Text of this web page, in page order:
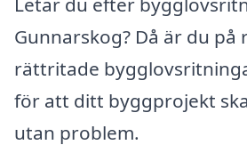
Gunnarskog? Då är du på
rättritade
för att ditt byggprojekt
utan problem.